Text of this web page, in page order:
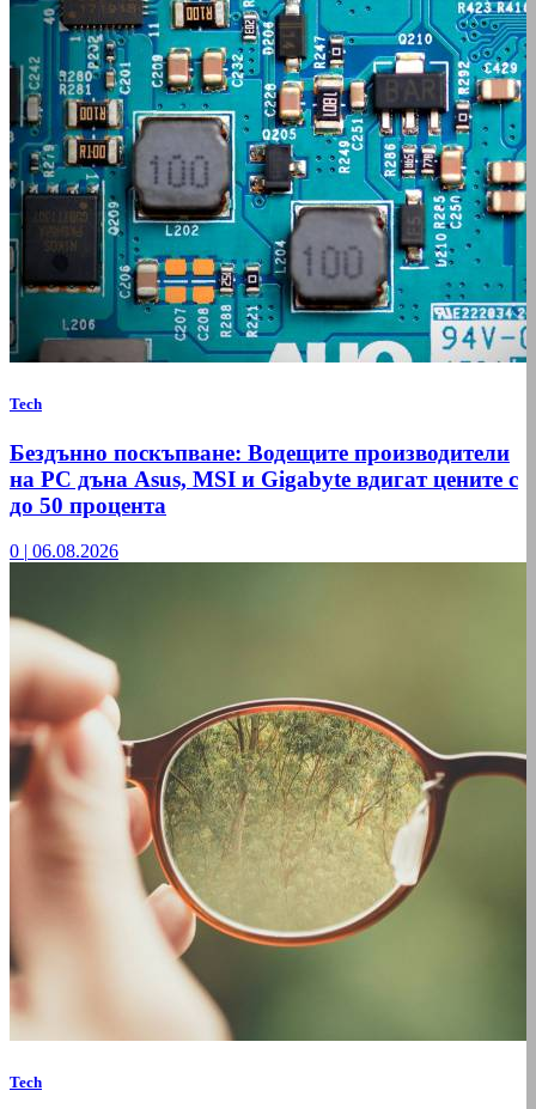
Tech
Бездънно поскъпване: Водещите производители
на РС дъна Asus, MSI и Gigabyte вдигат цените с
до 50 процента
0 | 06.08.2026
Tech